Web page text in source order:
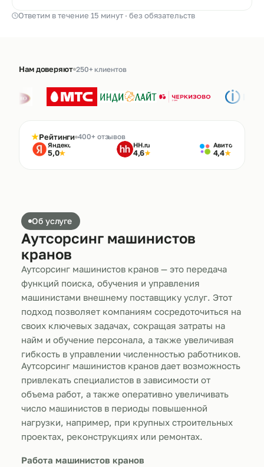
Ответим в течение 15 минут · без обязательств
Нам доверяют 250+ клиентов
★Рейтинги 400+ отзывов
Яндекс
5,0★
HH.ru
4,6★
Авито
4,4★
Об услуге
Аутсорсинг машинистов
кранов
Аутсорсинг машинистов кранов — это передача
функций поиска, обучения и управления
машинистами внешнему поставщику услуг. Этот
подход позволяет компаниям сосредоточиться на
своих ключевых задачах, сокращая затраты на
найм и обучение персонала, а также увеличивая
гибкость в управлении численностью работников.
Аутсорсинг машинистов кранов дает возможность
привлекать специалистов в зависимости от
объема работ, а также оперативно увеличивать
число машинистов в периоды повышенной
нагрузки, например, при крупных строительных
проектах, реконструкциях или ремонтах.
Работа машинистов кранов